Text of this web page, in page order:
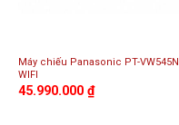
Máy chiếu Panasonic PT-VW545N
WIFI
45.990.000 ₫